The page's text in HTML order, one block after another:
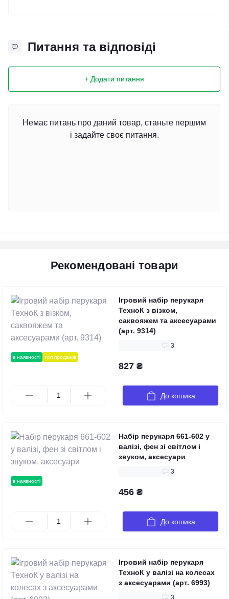
Питання та відповіді
+ Додати питання
Немає питань про даний товар, станьте першим
і задайте своє питання.
Рекомендовані товари
в наявності топ продажів
Ігровий набір перукаря
ТехноК з візком,
саквояжем та аксесуарами
(арт. 9314)
3
827 ₴
До кошика
в наявності
Набір перукаря 661-602 у
валізі, фен зі світлом і
звуком, аксесуари
3
456 ₴
До кошика
Ігровий набір перукаря
ТехноК у валізі на колесах
з аксесуарами (арт. 6993)
3